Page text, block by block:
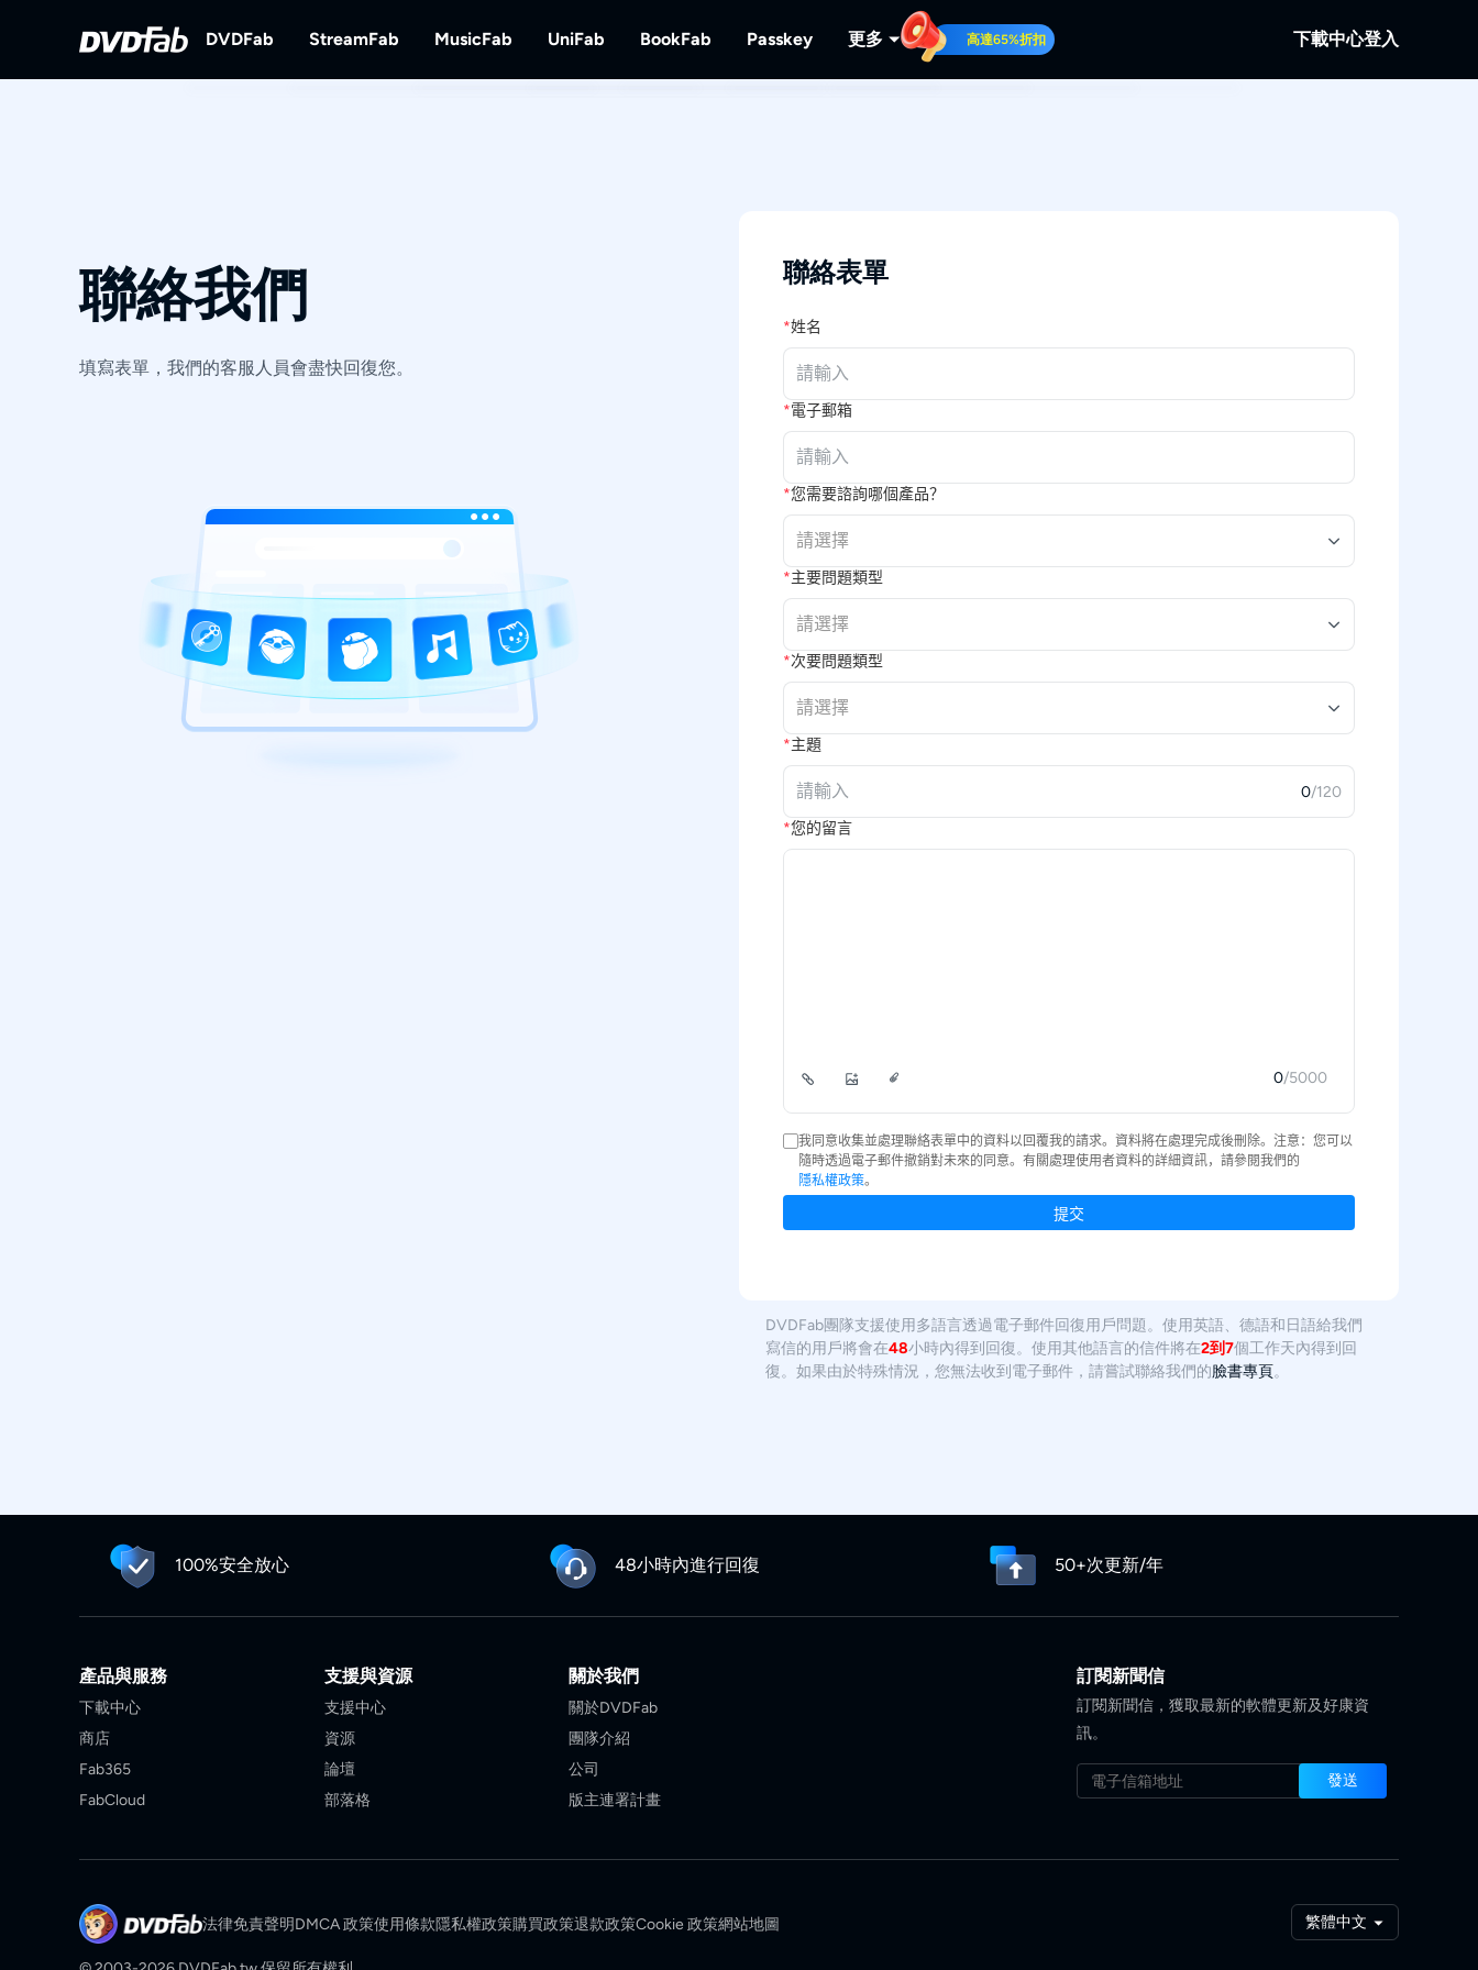
DVDFab StreamFab MusicFab UniFab BookFab Passkey 更多 高達65%折扣 下載中心登入
聯絡我們
填寫表單，我們的客服人員會盡快回復您。
聯絡表單
DVDFab團隊支援使用多語言透過電子郵件回復用戶問題。使用英語、德語和日語給我們
寫信的用戶將會在48小時內得到回復。使用其他語言的信件將在2到7個工作天內得到回
復。如果由於特殊情況，您無法收到電子郵件，請嘗試聯絡我們的臉書專頁。
100%安全放心 48小時內進行回復 50+次更新/年
產品與服務
下載中心
商店
Fab365
FabCloud
支援與資源
支援中心
資源
論壇
部落格
關於我們
關於DVDFab
團隊介紹
公司
版主連署計畫
訂閱新聞信
訂閱新聞信，獲取最新的軟體更新及好康資
訊。
發送
法律免責聲明DMCA 政策使用條款隱私權政策購買政策退款政策Cookie 政策網站地圖 繁體中文